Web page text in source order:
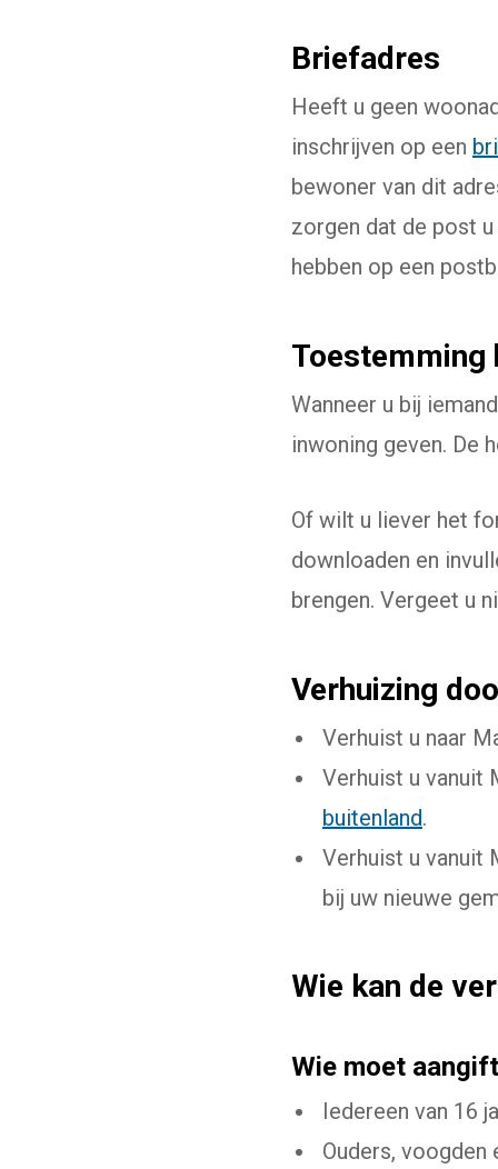
Briefadres
Heeft u geen
inschrijven op een
bewoner van dit
zorgen dat de post
hebben op een
Toestemming
Wanneer u bij
inwoning geven. De
Of wilt u liever het
downloaden en
brengen. Vergeet u
Verhuizing
Verhuist u naar
Verhuist u vanuit
buitenland.
Verhuist u vanuit
bij uw nieuwe
Wie kan de
Wie moet
Iedereen van 16
Ouders, voogden